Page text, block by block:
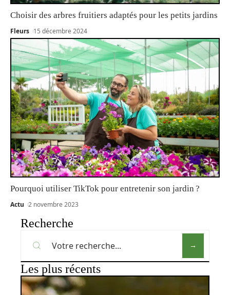
Choisir des arbres fruitiers adaptés pour les petits jardins
Fleurs 15 décembre 2024
Pourquoi utiliser TikTok pour entretenir son jardin ?
Actu 2 novembre 2023
Recherche
Les plus récents